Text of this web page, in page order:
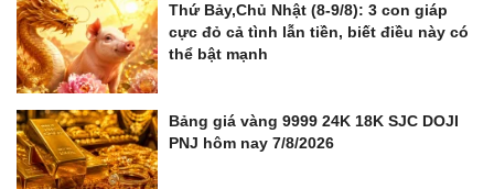
Thứ Bảy,Chủ Nhật (8-9/8): 3 con giáp
cực đỏ cả tình lẫn tiền, biết điều này có
thể bật mạnh
Bảng giá vàng 9999 24K 18K SJC DOJI
PNJ hôm nay 7/8/2026